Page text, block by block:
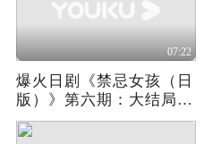
07:22
爆火日剧《禁忌女孩（日
版）》第六期：大结局来
了